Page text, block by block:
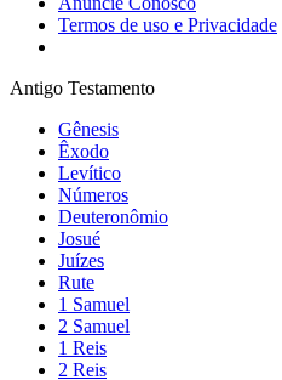
Termos de uso e Privacidade
Antigo Testamento
Gênesis
Êxodo
Levítico
Números
Deuteronômio
Josué
Juízes
Rute
1 Samuel
2 Samuel
1 Reis
2 Reis